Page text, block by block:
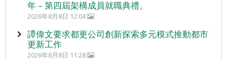
年 – 第四屆架構成員就職典禮。
2026年8月8日 12:04
譚偉文要求都更公司創新探索多元模式推動都市
更新工作
2026年8月8日 11:28